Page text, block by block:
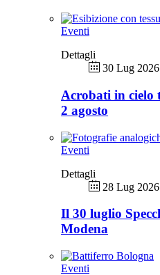
Eventi
Dettagli
30 Lug 2026
Acrobati in cielo
2 agosto
Eventi
Dettagli
28 Lug 2026
Il 30 luglio
Modena
Eventi